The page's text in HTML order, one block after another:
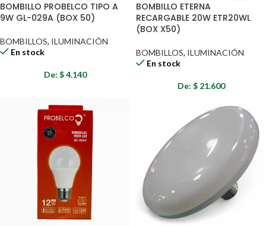
BOMBILLO PROBELCO TIPO A
9W GL-029A (BOX 50)
BOMBILLOS, ILUMINACIÓN
En stock
De: $4.140
BOMBILLO ETERNA
RECARGABLE 20W ETR20WL
(BOX X50)
BOMBILLOS, ILUMINACIÓN
En stock
De: $21.600